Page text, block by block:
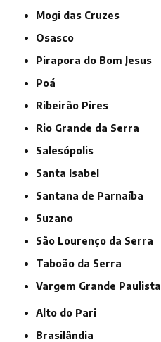
Mogi das Cruzes
Osasco
Pirapora do Bom Jesus
Poá
Ribeirão Pires
Rio Grande da Serra
Salesópolis
Santa Isabel
Santana de Parnaíba
Suzano
São Lourenço da Serra
Taboão da Serra
Vargem Grande Paulista
Alto do Pari
Brasilândia